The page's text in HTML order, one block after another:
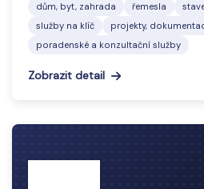
dům, byt, zahrada
řemesla
služby na klíč
projekty,
poradenské a konzultační služby
Zobrazit detail